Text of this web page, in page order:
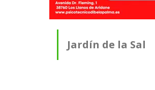
Jardín de la Sal